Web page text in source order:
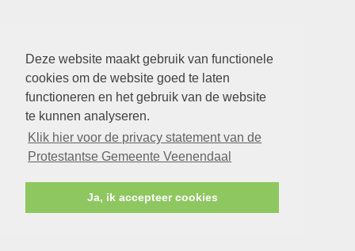
Deze website maakt gebruik van functionele
cookies om de website goed te laten
functioneren en het gebruik van de website
te kunnen analyseren.
Klik hier voor de privacy statement van de
Protestantse Gemeente Veenendaal
Ja, ik accepteer cookies